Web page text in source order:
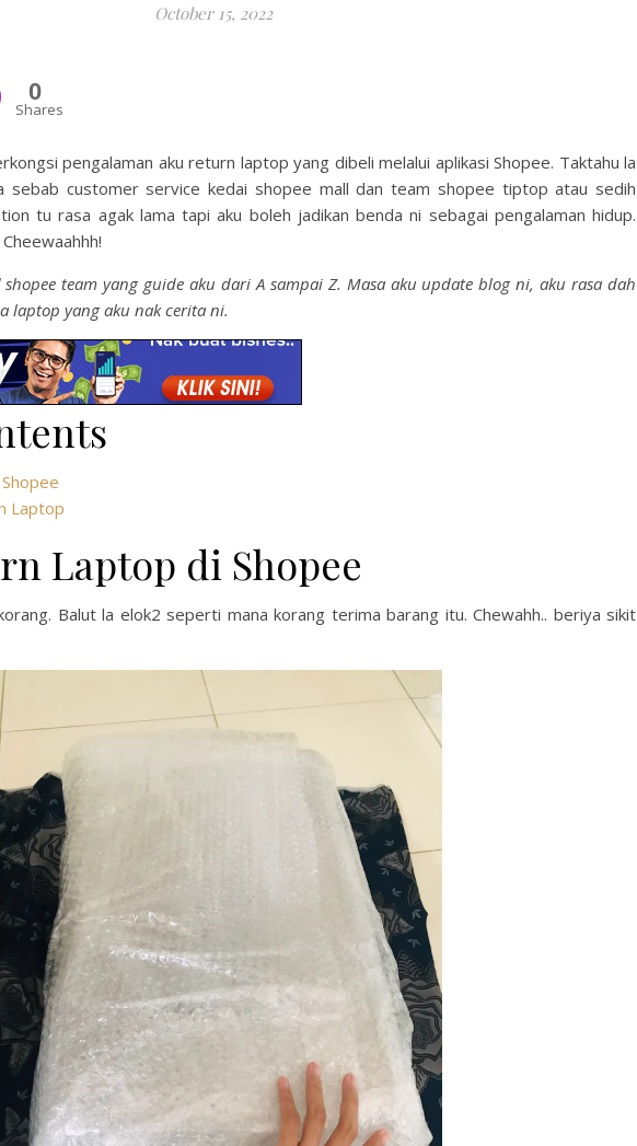
October 15, 2022
0
Shares
pengalaman aku return laptop yang dibeli melalui aplikasi Shopee. Taktahu la
sebab customer service kedai shopee mall dan team shopee tiptop atau sedih
tu rasa agak lama tapi aku boleh jadikan benda ni sebagai pengalaman hidup.
team yang guide aku dari A sampai Z. Masa aku update blog ni, aku rasa dah
laptop yang aku nak cerita ni.
Laptop
Laptop di Shopee
Balut la elok2 seperti mana korang terima barang itu. Chewahh.. beriya sikit